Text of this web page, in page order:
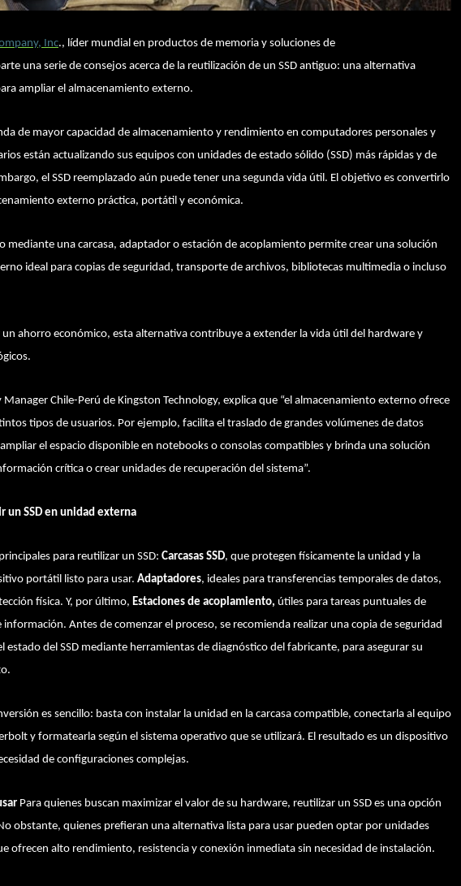
Inc., líder mundial en productos de memoria y soluciones de
una serie de consejos acerca de la reutilización de un SSD antiguo: una alternativa
ampliar el almacenamiento externo.
de mayor capacidad de almacenamiento y rendimiento en computadores personales y
están actualizando sus equipos con unidades de estado sólido (SSD) más rápidas y de
el SSD reemplazado aún puede tener una segunda vida útil. El objetivo es convertirlo
externo práctica, portátil y económica.
mediante una carcasa, adaptador o estación de acoplamiento permite crear una solución
ideal para copias de seguridad, transporte de archivos, bibliotecas multimedia o incluso
ahorro económico, esta alternativa contribuye a extender la vida útil del hardware y
Manager Chile-Perú de Kingston Technology, explica que “el almacenamiento externo ofrece
tipos de usuarios. Por ejemplo, facilita el traslado de grandes volúmenes de datos
el espacio disponible en notebooks o consolas compatibles y brinda una solución
crítica o crear unidades de recuperación del sistema”.
un SSD en unidad externa
para reutilizar un SSD: Carcasas SSD, que protegen físicamente la unidad y la
portátil listo para usar. Adaptadores, ideales para transferencias temporales de datos,
física. Y, por último, Estaciones de acoplamiento, útiles para tareas puntuales de
Antes de comenzar el proceso, se recomienda realizar una copia de seguridad
estado del SSD mediante herramientas de diagnóstico del fabricante, para asegurar su
es sencillo: basta con instalar la unidad en la carcasa compatible, conectarla al equipo
y formatearla según el sistema operativo que se utilizará. El resultado es un dispositivo
de configuraciones complejas.
Para quienes buscan maximizar el valor de su hardware, reutilizar un SSD es una opción
obstante, quienes prefieran una alternativa lista para usar pueden optar por unidades
ofrecen alto rendimiento, resistencia y conexión inmediata sin necesidad de instalación.